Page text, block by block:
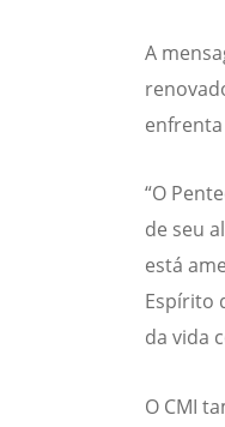
A
“O
de seu
está
Espírito
da vida
O CMI